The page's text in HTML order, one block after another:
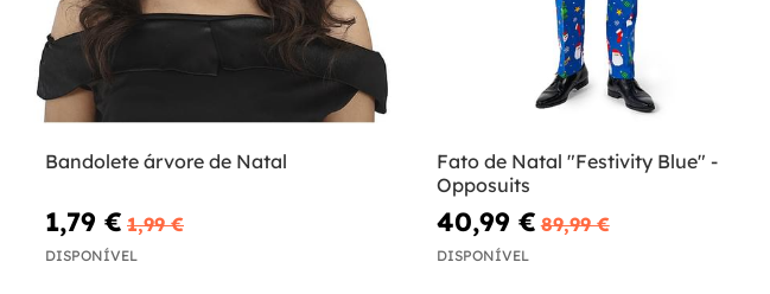
Bandolete árvore de Natal
1,79 € 1,99 €
DISPONÍVEL
Fato de Natal "Festivity Blue" -
Opposuits
40,99 € 89,99 €
DISPONÍVEL